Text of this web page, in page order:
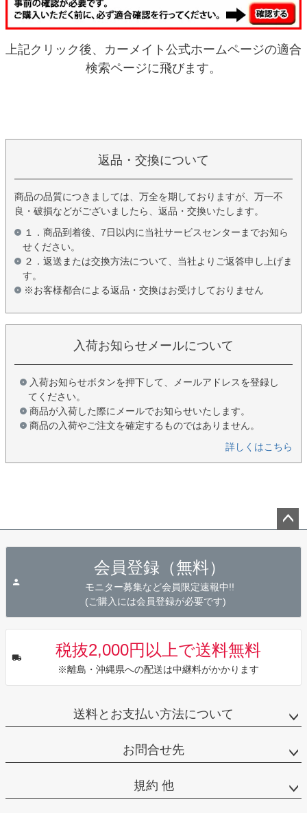
上記クリック後、カーメイト公式ホームページの適合
検索ページに飛びます。
返品・交換について
商品の品質につきましては、万全を期しておりますが、万一不
良・破損などがございましたら、返品・交換いたします。
１．商品到着後、7日以内に当社サービスセンターまでお知ら
せください。
２．返送または交換方法について、当社よりご返答申し上げま
す。
※お客様都合による返品・交換はお受けしておりません
入荷お知らせメールについて
入荷お知らせボタンを押下して、メールアドレスを登録し
てください。
商品が入荷した際にメールでお知らせいたします。
商品の入荷やご注文を確定するものではありません。
詳しくはこちら
会員登録（無料）
モニター募集など会員限定速報中!!
(ご購入には会員登録が必要です)
税抜2,000円以上で送料無料
※離島・沖縄県への配送は中継料がかかります
送料とお支払い方法について
お問合せ先
規約 他